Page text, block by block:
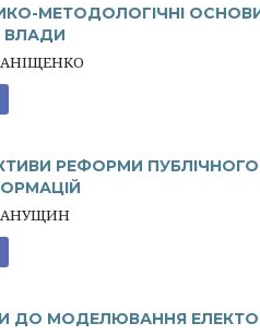
МЕТОДОЛОГІЧНІ
ВЛАДИ
РЕФОРМИ
ДО МОДЕЛЮВАННЯ